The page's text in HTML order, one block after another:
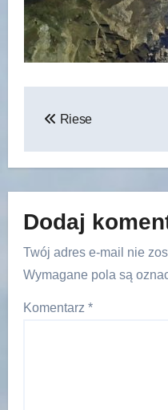
Riese
Dodaj
Twój adres e-mail nie
Wymagane pola są
Komentarz *